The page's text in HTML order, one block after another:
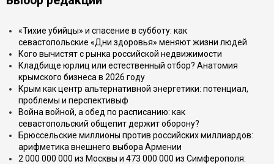
«Тихие убийцы» и спасение в субботу: как
севастопольские «Дни здоровья» меняют жизни людей
Кого вычистят с рынка российской недвижимости
Кладбище юрлиц или естественный отбор? Анатомия
крымского бизнеса в 2026 году
Крым как центр альтернативной энергетики: потенциал,
проблемы и перспективыф
Война войной, а обед по расписанию: как
севастопольский общепит держит оборону?
Брюссельские миллионы против российских миллиардов:
арифметика внешнего выбора Армении
2 000 000 000 из Москвы и 473 000 000 из Симферополя: